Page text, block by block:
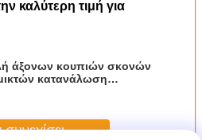
καλύτερη τιμή για
άξονων κουπιών σκονών
κατανάλωση